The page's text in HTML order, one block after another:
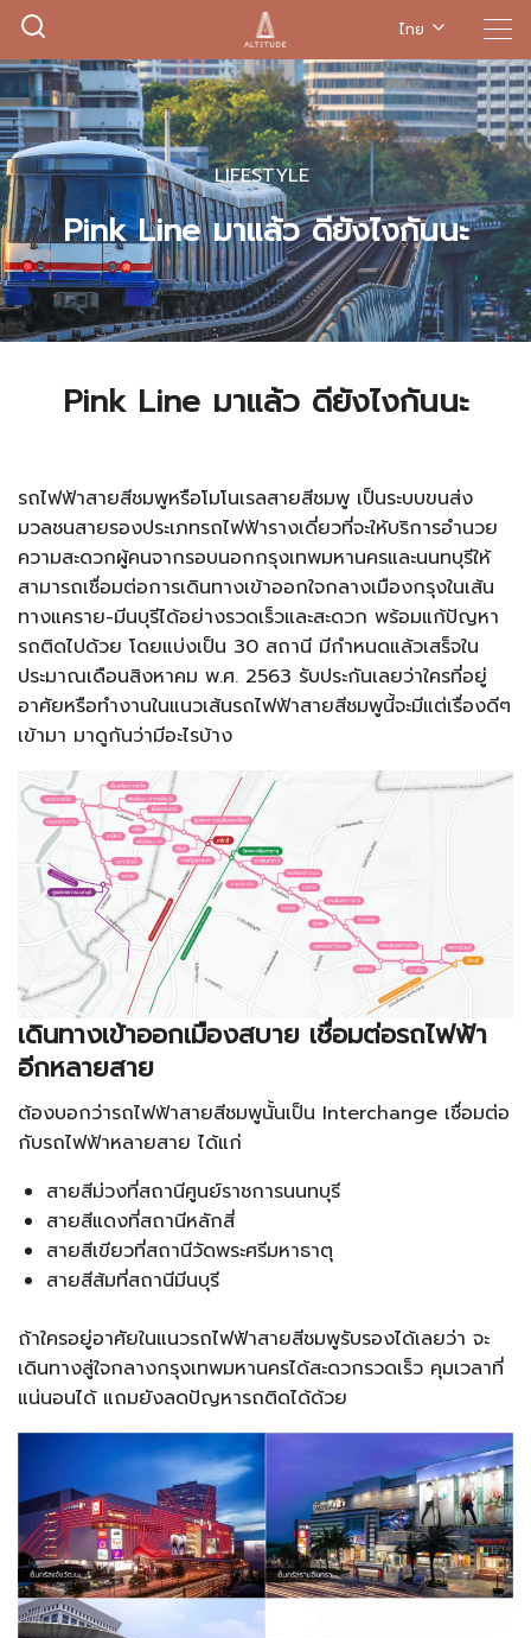
ไทย
LIFESTYLE
Pink Line มาแล้ว ดียังไงกันนะ
Pink Line มาแล้ว ดียังไงกันนะ
รถไฟฟ้าสายสีชมพูหรือโมโนเรลสายสีชมพู เป็นระบบขนส่ง
มวลชนสายรองประเภทรถไฟฟ้ารางเดี่ยวที่จะให้บริการอำนวย
ความสะดวกผู้คนจากรอบนอกกรุงเทพมหานครและนนทบุรีให้
สามารถเชื่อมต่อการเดินทางเข้าออกใจกลางเมืองกรุงในเส้น
ทางแคราย-มีนบุรีได้อย่างรวดเร็วและสะดวก พร้อมแก้ปัญหา
รถติดไปด้วย โดยแบ่งเป็น 30 สถานี มีกำหนดแล้วเสร็จใน
ประมาณเดือนสิงหาคม พ.ศ. 2563 รับประกันเลยว่าใครที่อยู่
อาศัยหรือทำงานในแนวเส้นรถไฟฟ้าสายสีชมพูนี้จะมีแต่เรื่องดีๆ
เข้ามา มาดูกันว่ามีอะไรบ้าง
เดินทางเข้าออกเมืองสบาย เชื่อมต่อรถไฟฟ้า
อีกหลายสาย
ต้องบอกว่ารถไฟฟ้าสายสีชมพูนั้นเป็น Interchange เชื่อมต่อ
กับรถไฟฟ้าหลายสาย ได้แก่
สายสีม่วงที่สถานีศูนย์ราชการนนทบุรี
สายสีแดงที่สถานีหลักสี่
สายสีเขียวที่สถานีวัดพระศรีมหาธาตุ
สายสีส้มที่สถานีมีนบุรี
ถ้าใครอยู่อาศัยในแนวรถไฟฟ้าสายสีชมพูรับรองได้เลยว่า จะ
เดินทางสู่ใจกลางกรุงเทพมหานครได้สะดวกรวดเร็ว คุมเวลาที่
แน่นอนได้ แถมยังลดปัญหารถติดได้ด้วย